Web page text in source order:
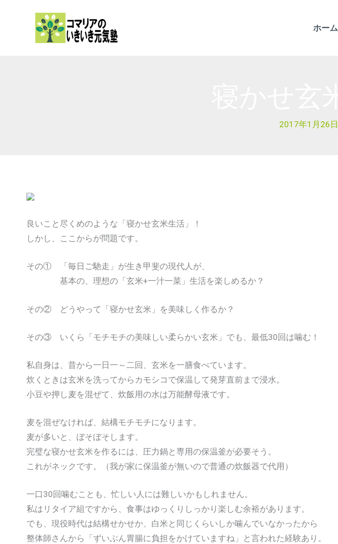
ホーム
2017年1月26日
良いこと尽くめのような「寝かせ玄米生活」！
しかし、ここからが問題です。
その① 「毎日ご馳走」が生き甲斐の現代人が、
基本の、理想の「玄米+一汁一菜」生活を楽しめるか？
その② どうやって「寝かせ玄米」を美味しく作るか？
その③ いくら「モチモチの美味しい柔らかい玄米」でも、最低30回は噛む！
私自身は、昔から一日一～二回、玄米を一膳食べています。
炊くときは玄米を洗ってからカモシコで保温して発芽直前まで浸水。
小豆や押し麦を混ぜて、炊飯用の水は万能酵母液です。
麦を混ぜなければ、結構モチモチになります。
麦が多いと、ぼそぼそします。
完璧な寝かせ玄米を作るには、圧力鍋と専用の保温釜が必要そう。
これがネックです。（我が家に保温釜が無いので普通の炊飯器で代用）
一口30回噛むことも、忙しい人には難しいかもしれません。
私はリタイア組ですから、食事はゆっくりしっかり楽しむ余裕があります。
でも、現役時代は結構せかせか、白米と同じくらいしか噛んでいなかったから
整体師さんから「ずいぶん胃腸に負担をかけていますね」と言われた経験あり。